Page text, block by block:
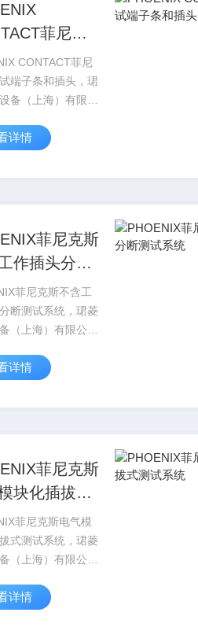
菲尼克
端子条和插
CONTACT菲尼
端子条和插头，珺
备（上海）有限公
菲尼克斯电气全
货，价格好，
详情
菲尼克斯
作插头分断
统
菲尼克斯不含工
断测试系统，珺菱
（上海）有限公司
菲尼克斯电气全
货，价格好，
详情
菲尼克斯
块化插拔式
统
菲尼克斯电气模
式测试系统，珺菱
（上海）有限公司
菲尼克斯电气全
详情